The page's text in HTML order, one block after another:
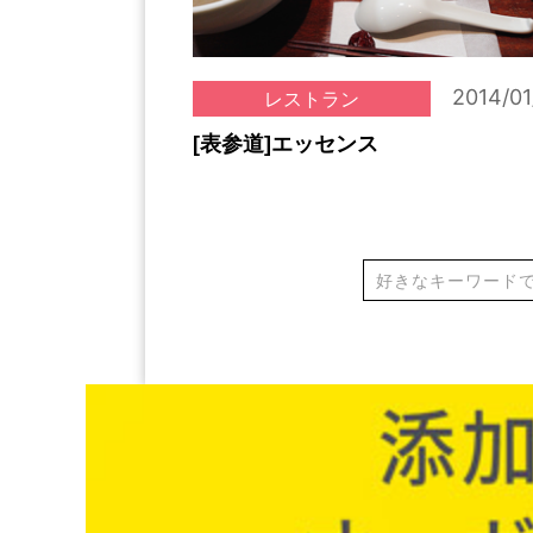
レストラン 2014/
[表参道]エッセンス